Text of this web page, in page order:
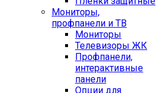
Мониторы,
профпанели и ТВ
Мониторы
Телевизоры ЖК
Профпанели,
интерактивные
панели
Опции для